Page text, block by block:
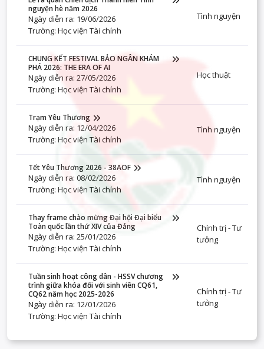
nguyện hè năm 2026
Ngày diễn ra: 19/06/2026
Trường: Học viện Tài chính
Tình nguyện
CHUNG KẾT FESTIVAL BẢO NGÂN KHÁM
PHÁ 2026: THE ERA OF AI
Ngày diễn ra: 27/05/2026
Trường: Học viện Tài chính
Học thuật
Trạm Yêu Thương
Ngày diễn ra: 12/04/2026
Trường: Học viện Tài chính
Tình nguyện
Tết Yêu Thương 2026 - 38AOF
Ngày diễn ra: 08/02/2026
Trường: Học viện Tài chính
Tình nguyện
Thay frame chào mừng Đại hội Đại biểu
Toàn quốc lần thứ XIV của Đảng
Ngày diễn ra: 25/01/2026
Trường: Học viện Tài chính
Chính trị - Tư
tưởng
Tuần sinh hoạt công dân - HSSV chương
trình giữa khóa đối với sinh viên CQ61,
CQ62 năm học 2025-2026
Ngày diễn ra: 12/01/2026
Trường: Học viện Tài chính
Chính trị - Tư
tưởng